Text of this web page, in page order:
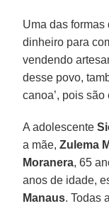
Uma das
dinheiro para
vendendo
desse povo,
canoa’, pois
A adolescente
a mãe,Zulema
Moranera, 65
anos de idade,
Manaus. Todas